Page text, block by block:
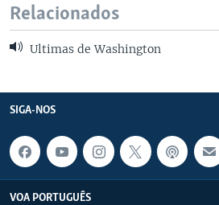
Relacionados
Ultimas de Washington
SIGA-NOS
VOA PORTUGUÊS